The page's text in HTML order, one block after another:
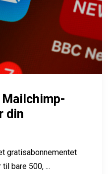
din
gratisabonnementet
bare 500, ...